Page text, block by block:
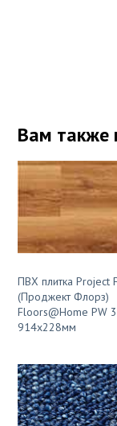
Вам также
ПВХ плитка Project
(Проджект Флорз)
Floors@Home PW
914x228мм